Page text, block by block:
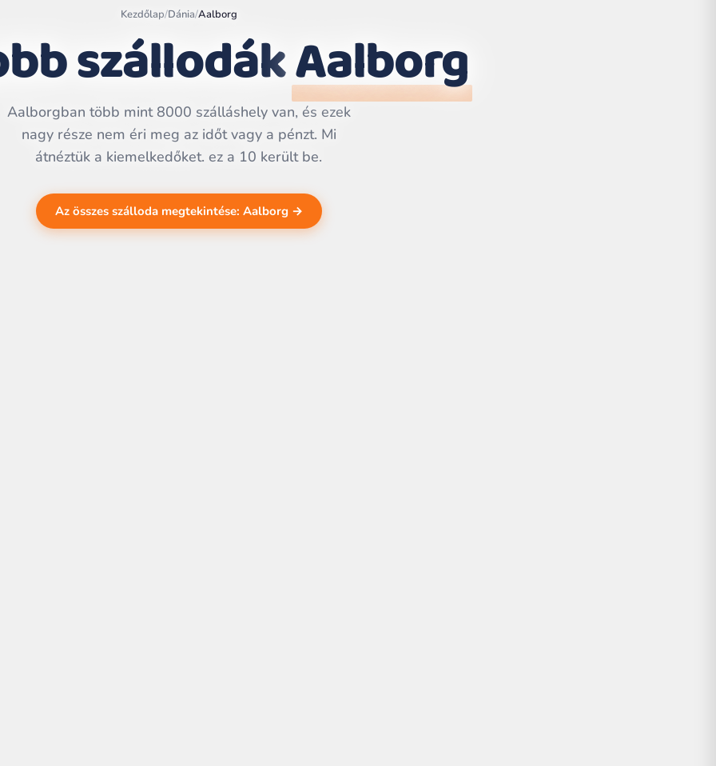
Leaflet
OpenStreetMap
contributors | ©
Kezdőlap/Dánia/Aalborg
szállodákAalborg
Aalborgban több mint 8000 szálláshely van, és ezek
nagy része nem éri meg az időt vagy a pénzt. Mi
átnéztük a kiemelkedőket. ez a 10 került be.
Az összes szálloda megtekintése: Aalborg →